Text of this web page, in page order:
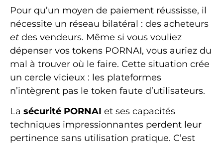
Pour qu’un moyen de paiement réussisse, il
nécessite un réseau bilatéral : des acheteurs
et des vendeurs. Même si vous vouliez
dépenser vos tokens PORNAI, vous auriez du
mal à trouver où le faire. Cette situation crée
un cercle vicieux : les plateformes
n’intègrent pas le token faute d’utilisateurs.
La sécurité PORNAI et ses capacités
techniques impressionnantes perdent leur
pertinence sans utilisation pratique. C’est